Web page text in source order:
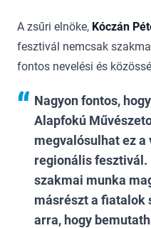
A zsűri elnöke, Kóczán
fesztivál nemcsak
fontos nevelési és
Nagyon fontos,
Alapfokú
megvalósulhat ez a
regionális fesztivál.
szakmai munka
másrészt a fiatalok
arra, hogy